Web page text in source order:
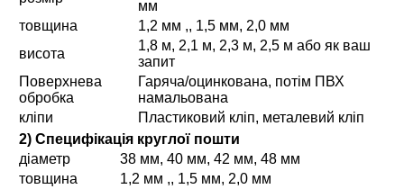
мм
товщина
1,2 мм ,, 1,5 мм, 2,0 мм
висота
1,8 м, 2,1 м, 2,3 м, 2,5 м або як ваш
запит
Поверхнева
обробка
Гаряча/оцинкована, потім ПВХ
намальована
кліпи
Пластиковий кліп, металевий кліп
2) Специфікація круглої пошти
діаметр
38 мм, 40 мм, 42 мм, 48 мм
товщина
1,2 мм ,, 1,5 мм, 2,0 мм